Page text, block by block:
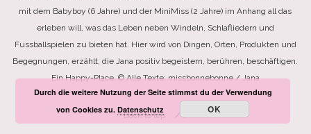
mit dem Babyboy (6 Jahre) und der MiniMiss (2 Jahre) im Anhang all das
erleben will, was das Leben neben Windeln, Schlafliedern und
Fussballspielen zu bieten hat. Hier wird von Dingen, Orten, Produkten und
Begegnungen, erzählt, die Jana positiv begeistern, berühren, beschäftigen.
Ein Happy-Place. © Alle Texte: missbonnebonne / Jana
Back to top
Durch die weitere Nutzung der Seite stimmst du der Verwendung
von Cookies zu.Datenschutz OK